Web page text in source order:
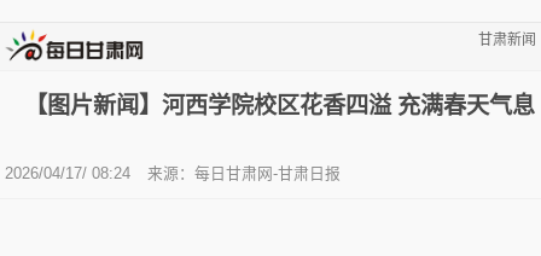
甘肃新闻
【图片新闻】河西学院校区花香四溢 充满春天气息
2026/04/17/ 08:24 来源：每日甘肃网-甘肃日报